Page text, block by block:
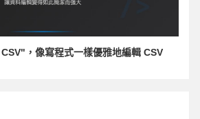
，像寫程式一樣優雅地編輯 CSV